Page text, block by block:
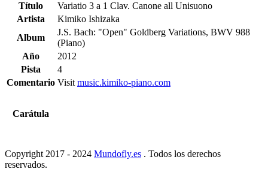
Título
Variatio 3 a 1 Clav. Canone all Unisuono
Artista
Kimiko Ishizaka
Album
J.S. Bach: "Open" Goldberg Variations, BWV 988
(Piano)
Año
2012
Pista
4
Comentario Visit music.kimiko-piano.com
Carátula
Copyright 2017 - 2024 Mundofly.es . Todos los derechos
reservados.